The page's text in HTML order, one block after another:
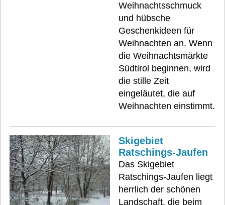
Weihnachtsschmuck
und hübsche
Geschenkideen für
Weihnachten an. Wenn
die Weihnachtsmärkte
Südtirol beginnen, wird
die stille Zeit
eingeläutet, die auf
Weihnachten einstimmt.
Skigebiet
Ratschings-Jaufen
Das Skigebiet
Ratschings-Jaufen liegt
herrlich der schönen
Landschaft, die beim